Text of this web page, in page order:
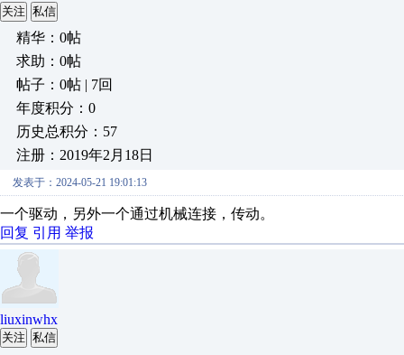
关注 私信
精华：0帖
求助：0帖
帖子：0帖 | 7回
年度积分：0
历史总积分：57
注册：2019年2月18日
发表于：2024-05-21 19:01:13
一个驱动，另外一个通过机械连接，传动。
回复 引用 举报
liuxinwhx
关注 私信